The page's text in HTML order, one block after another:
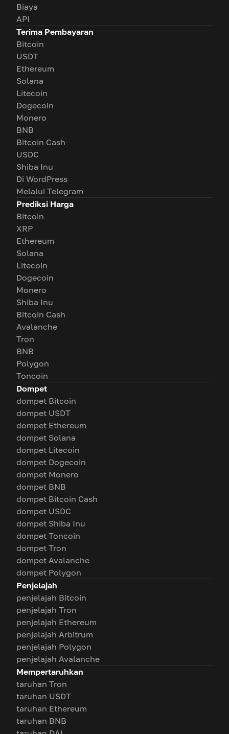
Biaya
API
Terima Pembayaran
Bitcoin
USDT
Ethereum
Solana
Litecoin
Dogecoin
Monero
BNB
Bitcoin Cash
USDC
Shiba Inu
Di WordPress
Melalui Telegram
Prediksi Harga
Bitcoin
XRP
Ethereum
Solana
Litecoin
Dogecoin
Monero
Shiba Inu
Bitcoin Cash
Avalanche
Tron
BNB
Polygon
Toncoin
Dompet
dompet Bitcoin
dompet USDT
dompet Ethereum
dompet Solana
dompet Litecoin
dompet Dogecoin
dompet Monero
dompet BNB
dompet Bitcoin Cash
dompet USDC
dompet Shiba Inu
dompet Toncoin
dompet Tron
dompet Avalanche
dompet Polygon
Penjelajah
penjelajah Bitcoin
penjelajah Tron
penjelajah Ethereum
penjelajah Arbitrum
penjelajah Polygon
penjelajah Avalanche
Mempertaruhkan
taruhan Tron
taruhan USDT
taruhan Ethereum
taruhan BNB